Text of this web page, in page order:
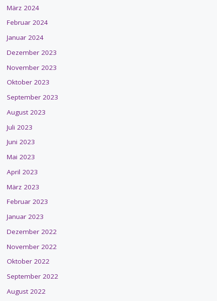
März 2024
Februar 2024
Januar 2024
Dezember 2023
November 2023
Oktober 2023
September 2023
August 2023
Juli 2023
Juni 2023
Mai 2023
April 2023
März 2023
Februar 2023
Januar 2023
Dezember 2022
November 2022
Oktober 2022
September 2022
August 2022